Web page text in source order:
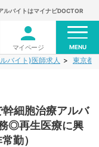
ルバイトはマイナビDOCTOR
マイページ MENU
バイト)医師求人 東京都
細胞治療アルバ
◎再生医療に興
勤）